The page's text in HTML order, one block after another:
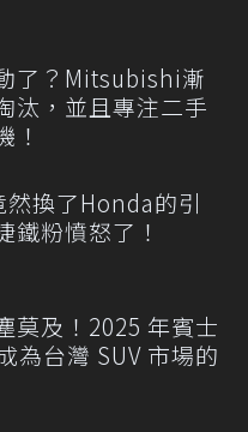
了？Mitsubishi漸
汰，並且專注二手
！
然換了Honda的引
鐵粉憤怒了！
莫及！2025 年賓士
為台灣 SUV 市場的